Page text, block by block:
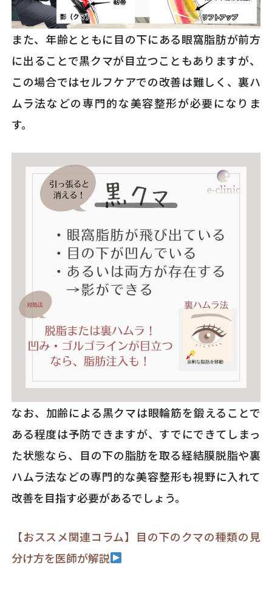
また、年齢とともに目の下にある眼窩脂肪が前方
に出ることで黒クマが目立つこともありますが、
この場合ではセルフケアでの改善は難しく、裏ハ
ムラ法などの専門的な美容整形が必要になりま
す。
なお、加齢による黒クマは眼輪筋を鍛えることで
ある程度は予防できますが、すでにできてしまっ
た状態なら、目の下の脂肪を取る経結膜脱脂や裏
ハムラ法などの専門的な美容整形も視野に入れて
改善を目指す必要があるでしょう。
【おススメ関連コラム】目の下のクマの種類の見
分け方を医師が解説